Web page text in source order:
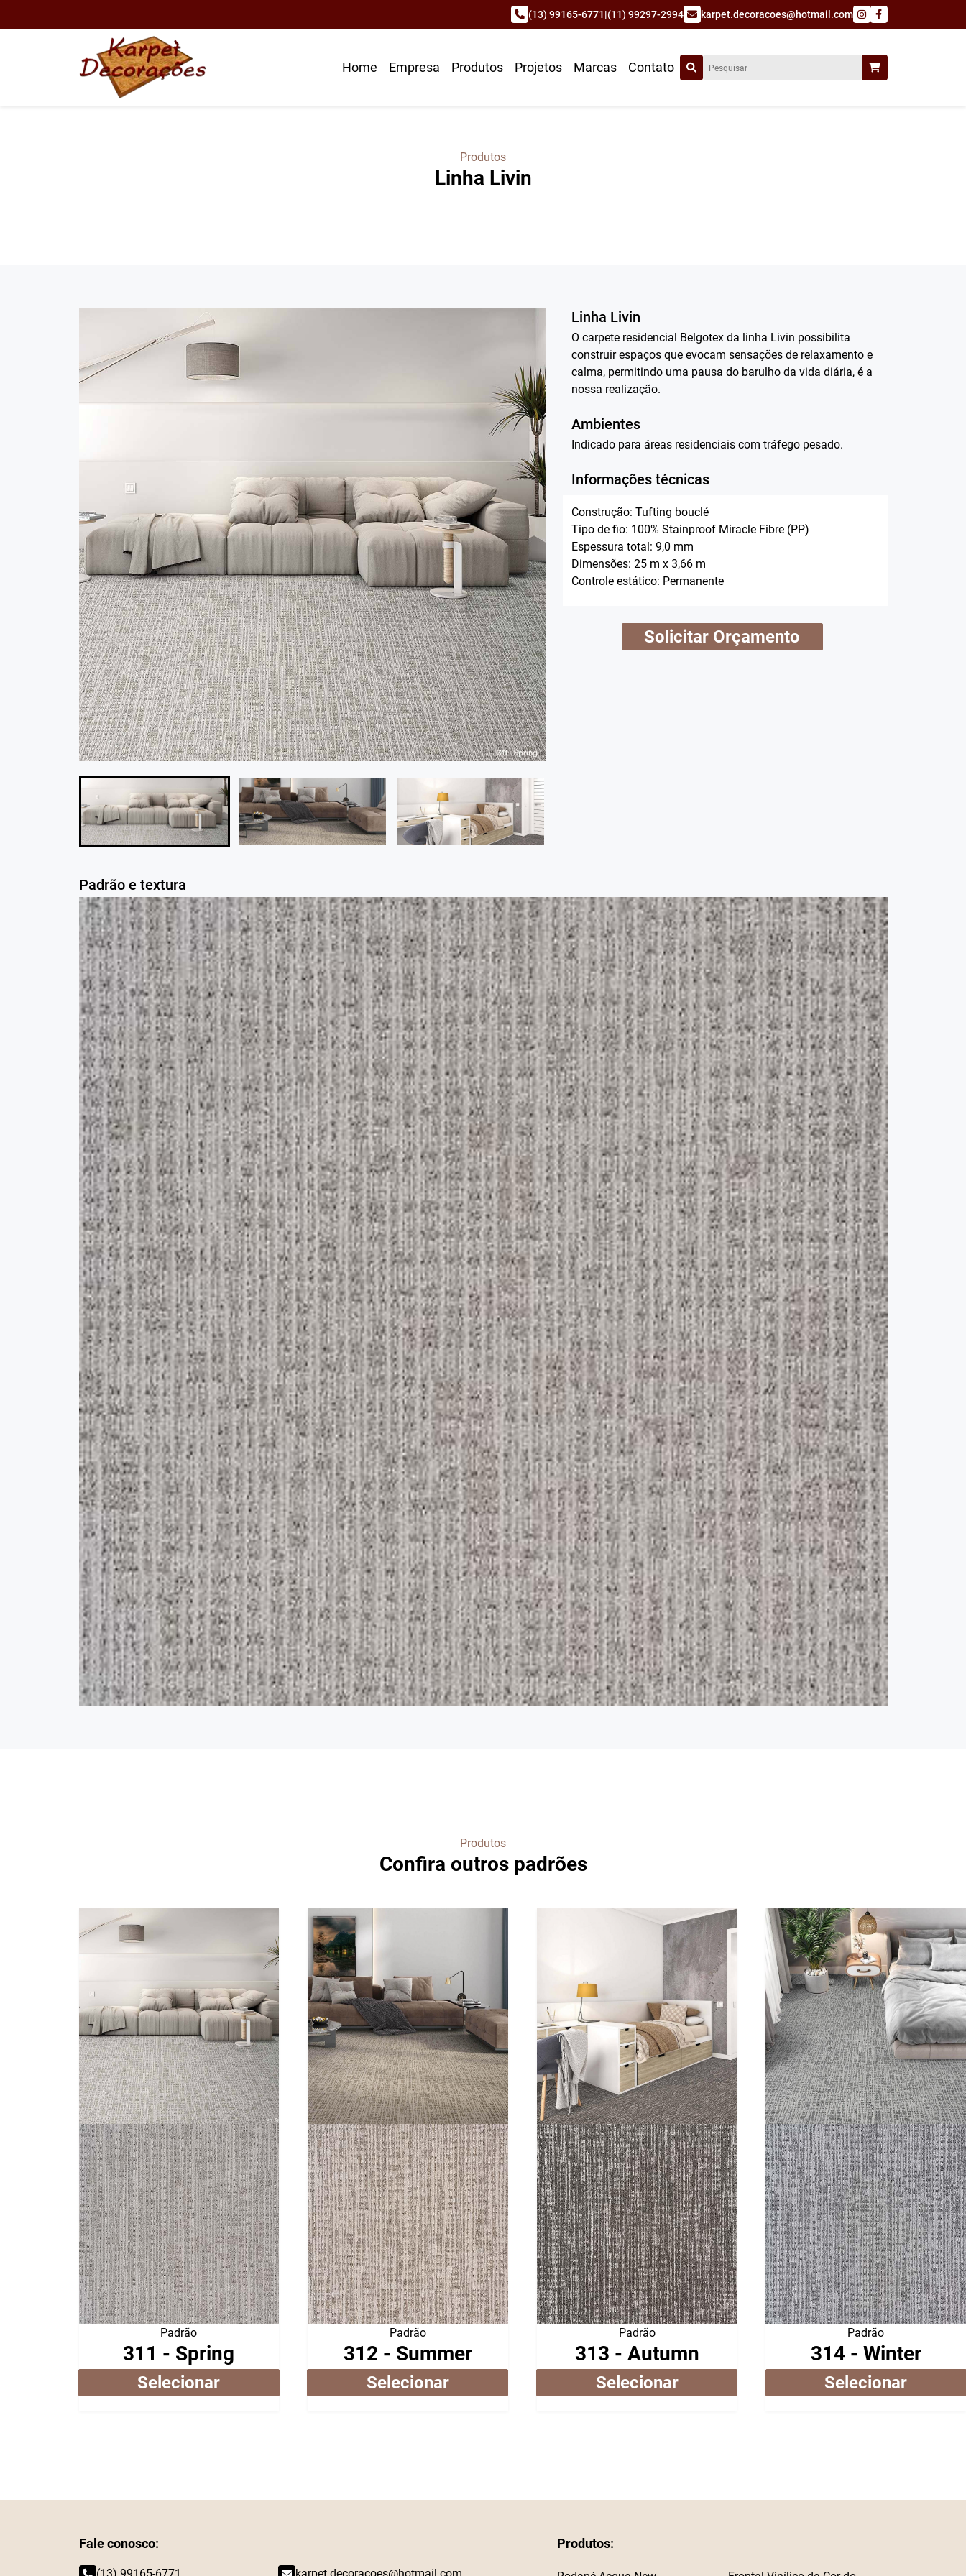
(13) 99165-6771|(11) 99297-2994 karpet.decoracoes@hotmail.com
Home Empresa Produtos Projetos Marcas Contato
Produtos
Linha Livin
Linha Livin
O carpete residencial Belgotex da linha Livin possibilita
construir espaços que evocam sensações de relaxamento e
calma, permitindo uma pausa do barulho da vida diária, é a
nossa realização.
Ambientes
Indicado para áreas residenciais com tráfego pesado.
Informações técnicas
Construção: Tufting bouclé
Tipo de fio: 100% Stainproof Miracle Fibre (PP)
Espessura total: 9,0 mm
Dimensões: 25 m x 3,66 m
Controle estático: Permanente
Solicitar Orçamento
Padrão e textura
Produtos
Confira outros padrões
Padrão
311 - Spring
Selecionar
Padrão
312 - Summer
Selecionar
Padrão
313 - Autumn
Selecionar
Padrão
314 - Winter
Selecionar
Fale conosco:
(13) 99165-6771 karpet.decoracoes@hotmail.com
Produtos: